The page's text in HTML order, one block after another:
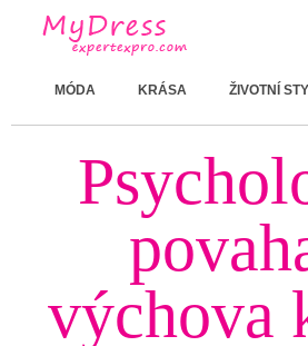
MÓDA KRÁSA ŽIVOTNÍ
výchova